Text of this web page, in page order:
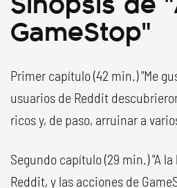
GameStop"
Primer capítulo (42 min.) "Me
usuarios de Reddit
ricos y, de paso, arruinar a
Segundo capítulo (29 min.) "A
Reddit, y las acciones de